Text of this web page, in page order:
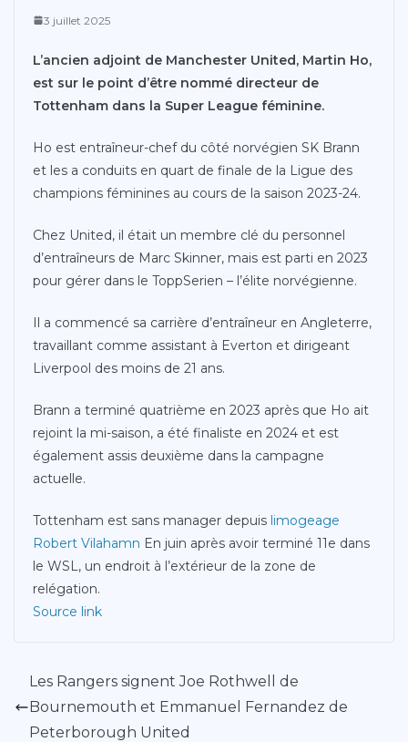
3 juillet 2025
L’ancien adjoint de Manchester United, Martin Ho,
est sur le point d’être nommé directeur de
Tottenham dans la Super League féminine.
Ho est entraîneur-chef du côté norvégien SK Brann
et les a conduits en quart de finale de la Ligue des
champions féminines au cours de la saison 2023-24.
Chez United, il était un membre clé du personnel
d’entraîneurs de Marc Skinner, mais est parti en 2023
pour gérer dans le ToppSerien – l’élite norvégienne.
Il a commencé sa carrière d’entraîneur en Angleterre,
travaillant comme assistant à Everton et dirigeant
Liverpool des moins de 21 ans.
Brann a terminé quatrième en 2023 après que Ho ait
rejoint la mi-saison, a été finaliste en 2024 et est
également assis deuxième dans la campagne
actuelle.
Tottenham est sans manager depuis limogeage
Robert Vilahamn En juin après avoir terminé 11e dans
le WSL, un endroit à l’extérieur de la zone de
relégation.
Source link
Les Rangers signent Joe Rothwell de
Bournemouth et Emmanuel Fernandez de
Peterborough United